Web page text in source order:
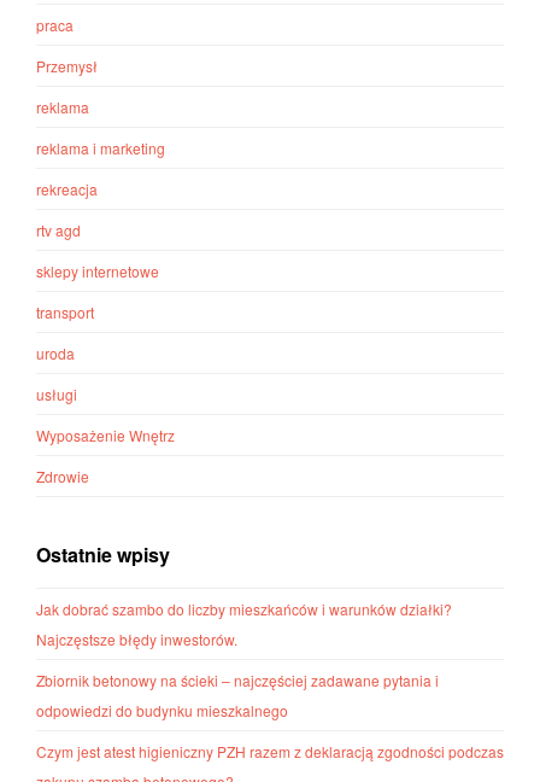
praca
Przemysł
reklama
reklama i marketing
rekreacja
rtv agd
sklepy internetowe
transport
uroda
usługi
Wyposażenie Wnętrz
Zdrowie
Ostatnie wpisy
Jak dobrać szambo do liczby mieszkańców i warunków działki?
Najczęstsze błędy inwestorów.
Zbiornik betonowy na ścieki – najczęściej zadawane pytania i
odpowiedzi do budynku mieszkalnego
Czym jest atest higieniczny PZH razem z deklaracją zgodności podczas